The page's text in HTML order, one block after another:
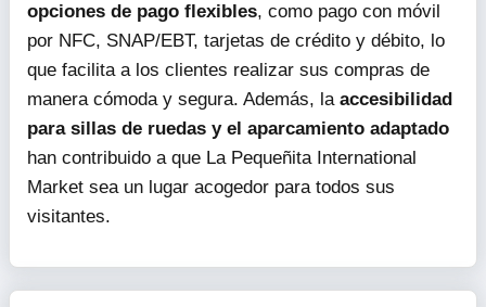
opciones de pago flexibles, como pago con móvil
por NFC, SNAP/EBT, tarjetas de crédito y débito, lo
que facilita a los clientes realizar sus compras de
manera cómoda y segura. Además, la accesibilidad
para sillas de ruedas y el aparcamiento adaptado
han contribuido a que La Pequeñita International
Market sea un lugar acogedor para todos sus
visitantes.